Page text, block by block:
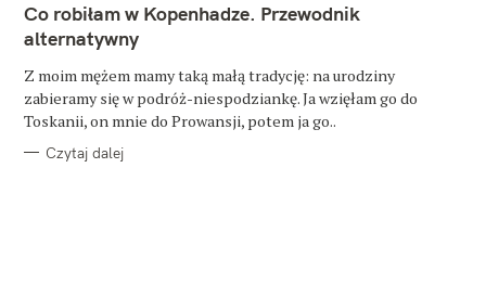
T
E
G
O
I
E
Co robiłam w Kopenhadze. Przewodnik
alternatywny
Z moim mężem mamy taką małą tradycję: na urodziny
zabieramy się w podróż-niespodziankę. Ja wzięłam go do
Toskanii, on mnie do Prowansji, potem ja go..
Czytaj dalej